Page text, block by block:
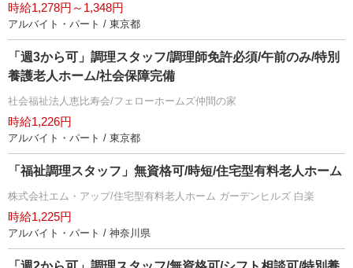
時給1,278円～1,348円
アルバイト・パート / 東京都
「週3から可」調理スタッフ/調理師免許必須/午前のみ/特別
養護老人ホーム/社会保障完備
社会福祉法人恵比寿会/フェローホームズ仲間の家
時給1,226円
アルバイト・パート / 東京都
「福祉調理スタッフ」無資格可/時短/住宅型有料老人ホーム
株式会社エム・アップ/住宅型有料老人ホーム ガーデンヒルズ 白楽
時給1,225円
アルバイト・パート / 神奈川県